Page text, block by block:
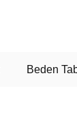
Beden